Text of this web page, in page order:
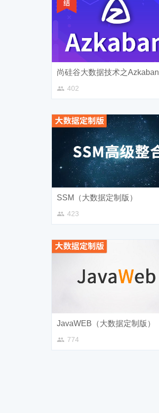
尚硅谷大数据技术之Azkaban
402
SSM（大数据定制版）
423
JavaWEB（大数据定制版）
774